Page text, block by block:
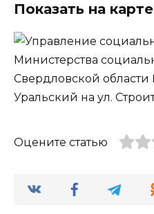
Показать на карте
Оцените статью